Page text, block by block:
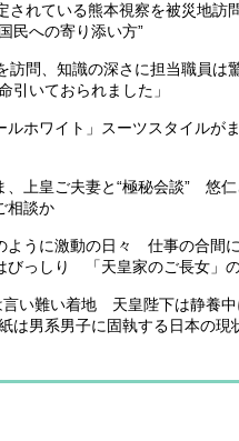
れている熊本視察を被災地訪
民への寄り添い方”
訪問、知識の深さに担当職員
引いておられました」
ルホワイト」スーツスタイルが
上皇ご夫妻と“極秘会談” 悠仁
相談か
ように激動の日々 仕事の合間
びっしり 「天皇家のご長女」
い難い着地 天皇陛下は静養中
男系男子に固執する日本の現